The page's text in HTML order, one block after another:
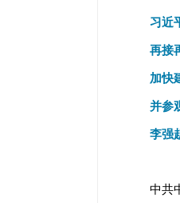
习近
再接
加快
并参
李强
中共